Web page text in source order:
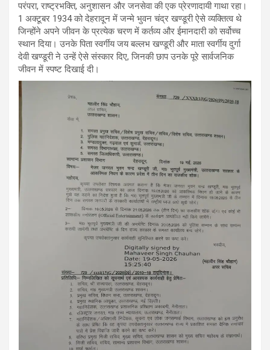
परंपरा, राष्ट्रभक्ति, अनुशासन और जनसेवा की एक प्रेरणादायी गाथा रहा।
1 अक्टूबर 1934 को देहरादून में जन्मे भुवन चंद्र खण्डूरी ऐसे व्यक्तित्व थे
जिन्होंने अपने जीवन के प्रत्येक चरण में कर्तव्य और ईमानदारी को सर्वोच्च
स्थान दिया। उनके पिता स्वर्गीय जय बल्लभ खण्डूरी और माता स्वर्गीय दुर्गा
देवी खण्डूरी ने उन्हें ऐसे संस्कार दिए, जिनकी छाप उनके पूरे सार्वजनिक
जीवन में स्पष्ट दिखाई दी।